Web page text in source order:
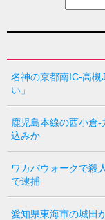
名神の京都南IC-高
い」
鹿児島本線の西小倉
込みか
ワカバウォークで殺
で逮捕
愛知県東海市の城田